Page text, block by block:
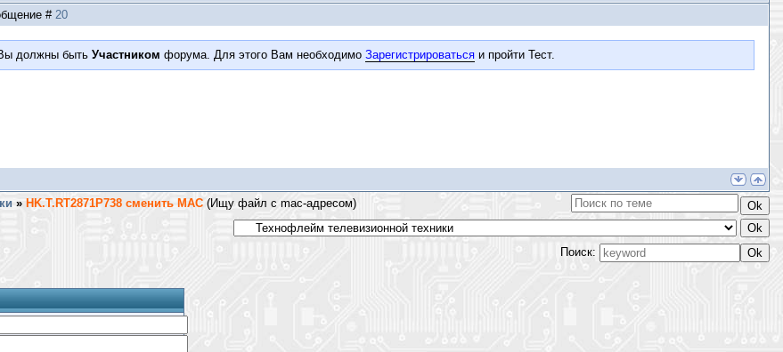
#20
должны быть Участником форума. Для этого Вам необходимо Зарегистрироваться и пройти Тест.
» HK.T.RT2871P738 сменить MAC (Ищу файл с mac-адресом)
Поиск: